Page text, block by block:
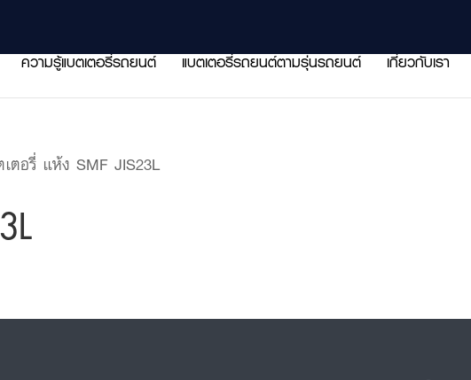
ความรู้แบตเตอรี่รถยนต์ แบตเตอรี่รถยนต์ตามรุ่นรถยนต์ เกี่ยวกับเรา
ตอรี่ แห้ง SMF JIS23L